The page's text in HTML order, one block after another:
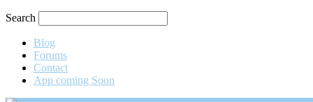
Search
Blog
Forums
Contact
App coming Soon